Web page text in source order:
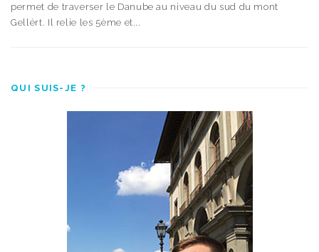
permet de traverser le Danube au niveau du sud du mont
Gellért. Il relie les 5ème et...
QUI SUIS-JE ?